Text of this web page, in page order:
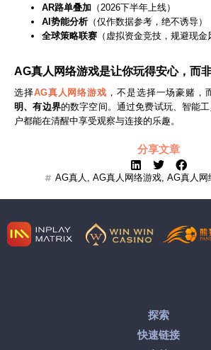
AR路单叠加 （2026下半年上线）
AI势能分析 （仅作数据参考，绝不诱导）
全球策略联赛 （虚拟资金竞技，规避现金
AG真人网络游戏是让你玩得安心，而
选择AG真人网络游戏 ，不是选择一场豪赌，
明、有边界的数字空间。通过免费试玩、智能
户都能在清醒中享受观察与连接的乐趣。
分享文章
AG真人 AG真人网络游戏 AG真人网
探索
快速链接